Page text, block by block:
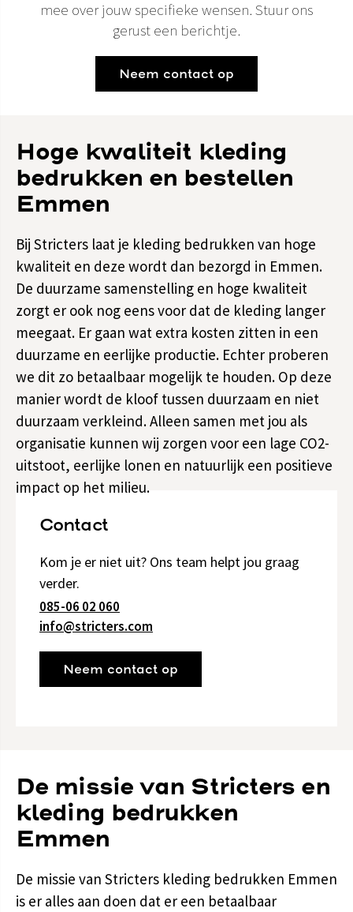
mee over jouw specifieke wensen. Stuur ons
gerust een berichtje.
Neem contact op
Contact
Kom je er niet uit? Ons team helpt jou graag
verder.
085-06 02 060
info@stricters.com
Neem contact op
Hoge kwaliteit kleding
bedrukken en bestellen
Emmen
Bij Stricters laat je kleding bedrukken van hoge
kwaliteit en deze wordt dan bezorgd in Emmen.
De duurzame samenstelling en hoge kwaliteit
zorgt er ook nog eens voor dat de kleding langer
meegaat. Er gaan wat extra kosten zitten in een
duurzame en eerlijke productie. Echter proberen
we dit zo betaalbaar mogelijk te houden. Op deze
manier wordt de kloof tussen duurzaam en niet
duurzaam verkleind. Alleen samen met jou als
organisatie kunnen wij zorgen voor een lage CO2-
uitstoot, eerlijke lonen en natuurlijk een positieve
impact op het milieu.
De missie van Stricters en
kleding bedrukken
Emmen
De missie van Stricters kleding bedrukken Emmen
is er alles aan doen dat er een betaalbaar